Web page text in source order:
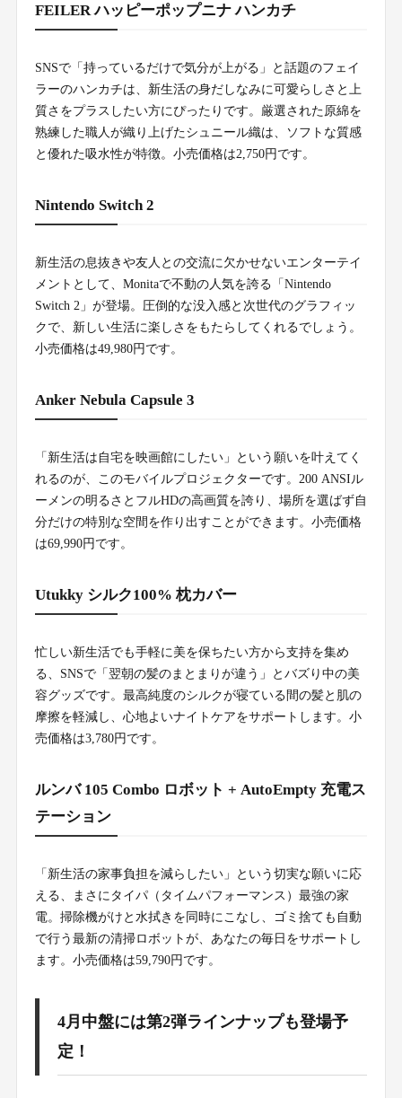
FEILER ハッピーポップニナ ハンカチ
SNSで「持っているだけで気分が上がる」と話題のフェイ
ラーのハンカチは、新生活の身だしなみに可愛らしさと上
質さをプラスしたい方にぴったりです。厳選された原綿を
熟練した職人が織り上げたシュニール織は、ソフトな質感
と優れた吸水性が特徴。小売価格は2,750円です。
Nintendo Switch 2
新生活の息抜きや友人との交流に欠かせないエンターテイ
メントとして、Monitaで不動の人気を誇る「Nintendo
Switch 2」が登場。圧倒的な没入感と次世代のグラフィッ
クで、新しい生活に楽しさをもたらしてくれるでしょう。
小売価格は49,980円です。
Anker Nebula Capsule 3
「新生活は自宅を映画館にしたい」という願いを叶えてく
れるのが、このモバイルプロジェクターです。200 ANSIル
ーメンの明るさとフルHDの高画質を誇り、場所を選ばず自
分だけの特別な空間を作り出すことができます。小売価格
は69,990円です。
Utukky シルク100% 枕カバー
忙しい新生活でも手軽に美を保ちたい方から支持を集め
る、SNSで「翌朝の髪のまとまりが違う」とバズり中の美
容グッズです。最高純度のシルクが寝ている間の髪と肌の
摩擦を軽減し、心地よいナイトケアをサポートします。小
売価格は3,780円です。
ルンバ 105 Combo ロボット + AutoEmpty 充電ス
テーション
「新生活の家事負担を減らしたい」という切実な願いに応
える、まさにタイパ（タイムパフォーマンス）最強の家
電。掃除機がけと水拭きを同時にこなし、ゴミ捨ても自動
で行う最新の清掃ロボットが、あなたの毎日をサポートし
ます。小売価格は59,790円です。
4月中盤には第2弾ラインナップも登場予
定！